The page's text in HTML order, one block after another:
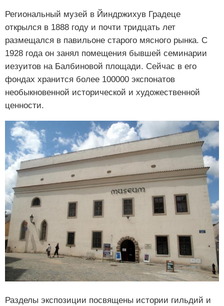
Региональный музей в Йиндржихув Градеце
открылся в 1888 году и почти тридцать лет
размещался в павильоне старого мясного рынка. С
1928 года он занял помещения бывшей семинарии
иезуитов на Балбиновой площади. Сейчас в его
фондах хранится более 100000 экспонатов
необыкновенной исторической и художественной
ценности.
Разделы экспозиции посвящены истории гильдий и